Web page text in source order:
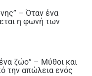
– Όταν ένα
η φωνή των
ζώο” – Μύθοι και
την απώλεια ενός